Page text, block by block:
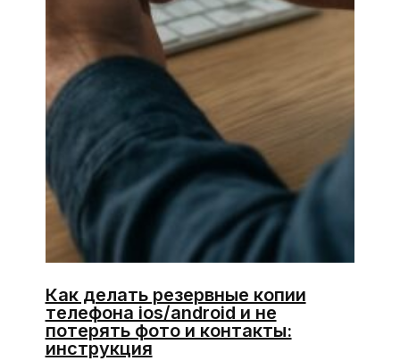
Как делать резервные копии
телефона ios/android и не
потерять фото и контакты:
инструкция